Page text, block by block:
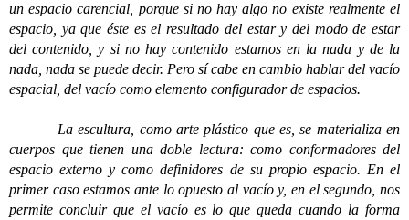
un espacio carencial, porque si no hay algo no existe realmente el
espacio, ya que éste es el resultado del estar y del modo de estar
del contenido, y si no hay contenido estamos en la nada y de la
nada, nada se puede decir. Pero sí cabe en cambio hablar del vacío
espacial, del vacío como elemento configurador de espacios.
La escultura, como arte plástico que es, se materializa en
cuerpos que tienen una doble lectura: como conformadores del
espacio externo y como definidores de su propio espacio. En el
primer caso estamos ante lo opuesto al vacío y, en el segundo, nos
permite concluir que el vacío es lo que queda cuando la forma